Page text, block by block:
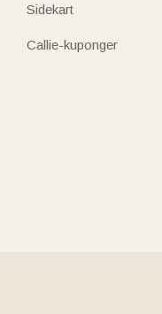
Sidekart
Callie-kuponger